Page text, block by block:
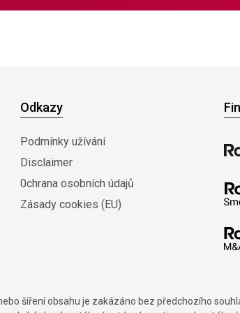
Odkazy
Podmínky užívání
Disclaimer
0chrana osobních údajů
Zásady cookies (EU)
šíření obsahu je zakázáno bez předchozího